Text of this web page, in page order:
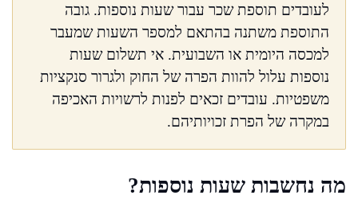
לעובדים תוספת שכר עבור שעות נוספות. גובה
התוספת משתנה בהתאם למספר השעות שמעבר
למכסה היומית או השבועית. אי תשלום שעות
נוספות עלול להוות הפרה של החוק ולגרור סנקציות
משפטיות. עובדים זכאים לפנות לרשויות האכיפה
במקרה של הפרת זכויותיהם.
מה נחשבות שעות נוספות?